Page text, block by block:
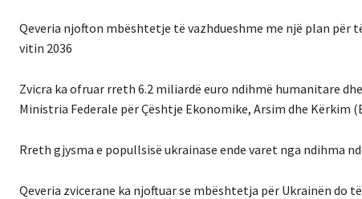
Qeveria njofton mbështetje të vazhdueshme me një plan për
vitin 2036
Zvicra ka ofruar rreth 6.2 miliardë euro ndihmë humanitare
Ministria Federale për Çështje Ekonomike, Arsim dhe Kërkim
Rreth gjysma e popullsisë ukrainase ende varet nga ndihma
Qeveria zvicerane ka njoftuar se mbështetja për Ukrainën do